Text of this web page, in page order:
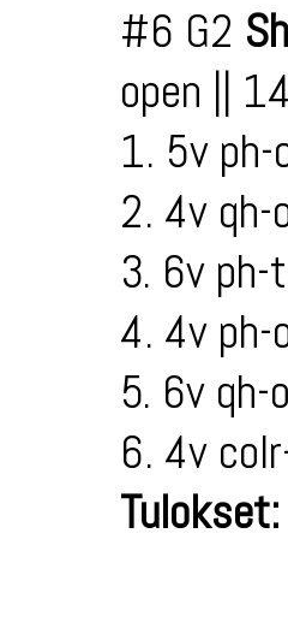
#6 G2
open ||
1. 5v ph-
2. 4v qh-
3. 6v ph-t
4. 4v ph-
5. 6v qh-o
6. 4v